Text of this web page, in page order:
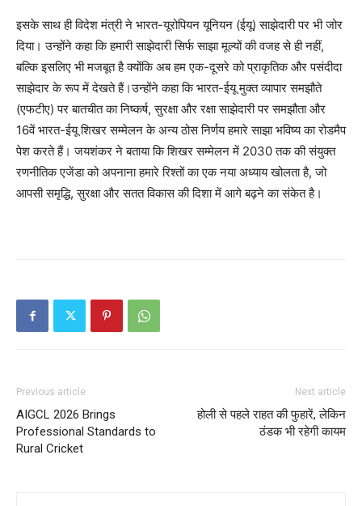
इसके साथ ही विदेश मंत्री ने भारत-यूरोपियन यूनियन (ईयू) साझेदारी पर भी जोर
दिया। उन्होंने कहा कि हमारी साझेदारी सिर्फ साझा मूल्यों की वजह से ही नहीं,
बल्कि इसलिए भी मजबूत है क्योंकि अब हम एक-दूसरे को प्राकृतिक और पसंदीदा
साझेदार के रूप में देखते हैं।उन्होंने कहा कि भारत-ईयू मुक्त व्यापार समझौते
(एफटीए) पर बातचीत का निष्कर्ष, सुरक्षा और रक्षा साझेदारी पर समझौता और
16वें भारत-ईयू शिखर सम्मेलन के अन्य ठोस निर्णय हमारे साझा भविष्य का रोडमैप
पेश करते हैं। जयशंकर ने बताया कि शिखर सम्मेलन में 2030 तक की संयुक्त
रणनीतिक एजेंडा को अपनाना हमारे रिश्तों का एक नया अध्याय खोलता है, जो
आपसी समृद्धि, सुरक्षा और सतत विकास की दिशा में आगे बढ़ने का संकेत है।
Previous article
AIGCL 2026 Brings
Professional Standards to
Rural Cricket
Next article
होली से पहले राहत की फुहारें, लेकिन
ठंडक भी रहेगी कायम